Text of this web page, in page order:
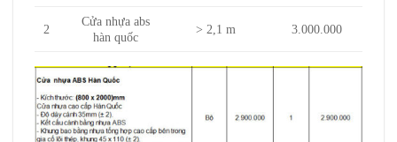
2
Cửa nhựa abs
hàn quốc
> 2,1 m 3.000.000